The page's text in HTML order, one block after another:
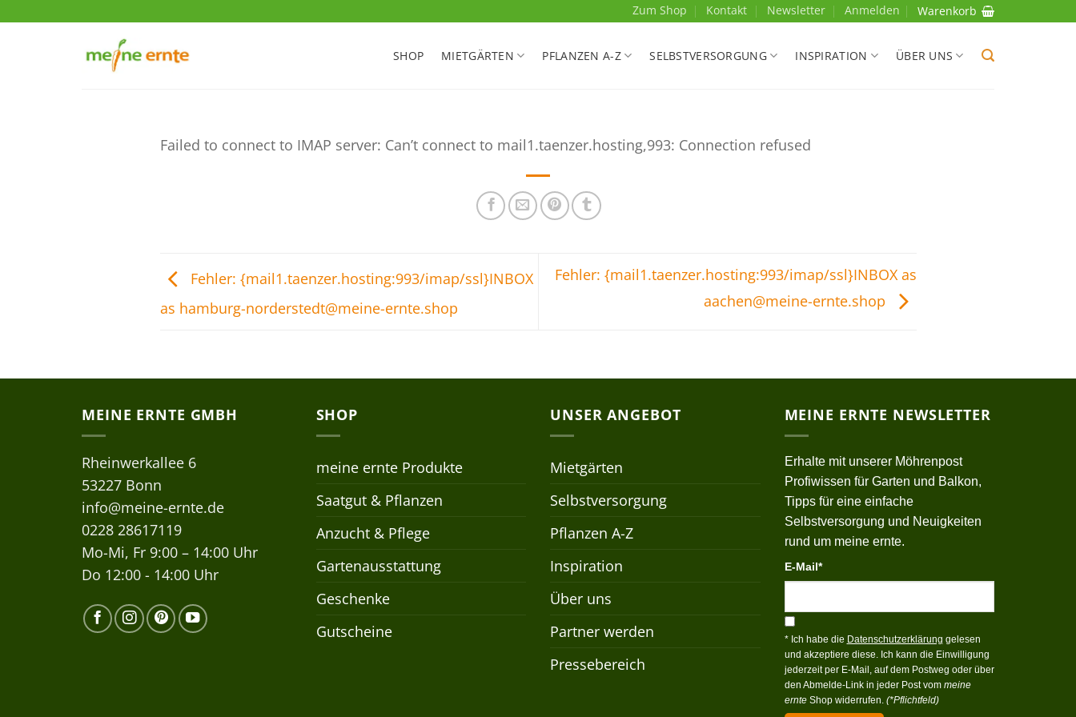
Zum Shop Kontakt Newsletter Anmelden Warenkorb
SHOP MIETGÄRTEN PFLANZEN A-Z SELBSTVERSORGUNG INSPIRATION ÜBER UNS
Failed to connect to IMAP server: Can’t connect to mail1.taenzer.hosting,993: Connection refused
Fehler: {mail1.taenzer.hosting:993/imap/ssl}INBOX
as hamburg-norderstedt@meine-ernte.shop
Fehler: {mail1.taenzer.hosting:993/imap/ssl}INBOX as
aachen@meine-ernte.shop
MEINE ERNTE GMBH
Rheinwerkallee 6
53227 Bonn
info@meine-ernte.de
0228 28617119
Mo-Mi, Fr 9:00 – 14:00 Uhr
Do 12:00 - 14:00 Uhr
SHOP
meine ernte Produkte
Saatgut & Pflanzen
Anzucht & Pflege
Gartenausstattung
Geschenke
Gutscheine
UNSER ANGEBOT
Mietgärten
Selbstversorgung
Pflanzen A-Z
Inspiration
Über uns
Partner werden
Pressebereich
MEINE ERNTE NEWSLETTER
Erhalte mit unserer Möhrenpost
Profiwissen für Garten und Balkon,
Tipps für eine einfache
Selbstversorgung und Neuigkeiten
rund um meine ernte.
E-Mail*
* Ich habe die Datenschutzerklärung gelesen
und akzeptiere diese. Ich kann die Einwilligung
jederzeit per E-Mail, auf dem Postweg oder über
den Abmelde-Link in jeder Post vom meine
ernteShop widerrufen. (*Pflichtfeld)